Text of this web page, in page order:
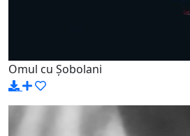
Omul cu Șobolani